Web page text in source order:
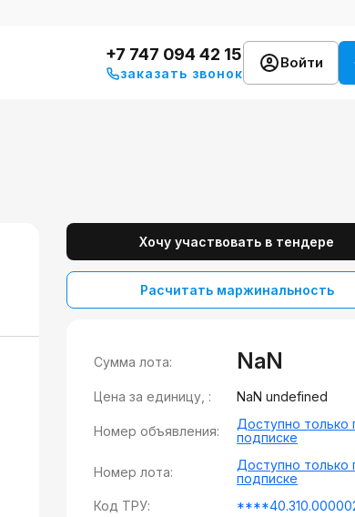
+7 747 094 42 15
заказать звонок
Войти
Хочу участвовать в тендере
Расчитать маржинальность
Сумма лота: NaN
Цена за единицу, : NaN undefined
Номер объявления:
Доступно только
подписке
Номер лота:
Доступно только
подписке
Код ТРУ: